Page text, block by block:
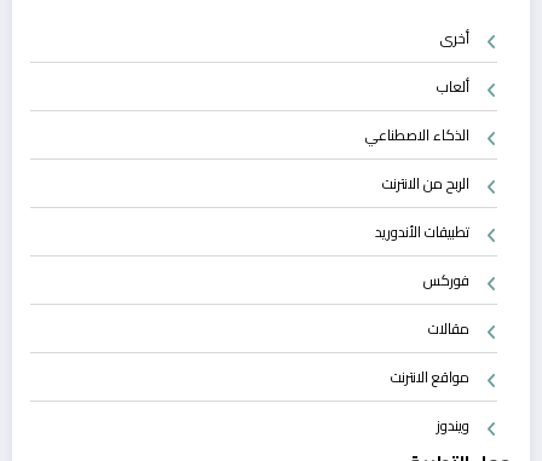
أخرى
ألعاب
الذكاء الاصطناعي
الربح من الانترنت
تطبيقات الأندوريد
فوركس
مقالات
مواقع الانترنت
ويندوز